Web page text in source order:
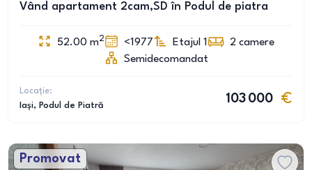
Vând apartament 2cam,SD în Podul de piatra
52.00 m2 <1977 Etajul 1 2 camere
Semidecomandat
Locație:
Iași, Podul de Piatră
103 000
Promovat